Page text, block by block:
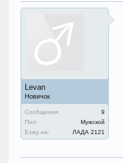
Levan
Новичок
Сообщения:
9
Пол:
Мужской
Езжу на:
ЛАДА 2121